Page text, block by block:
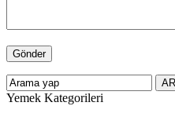
Yemek Kategorileri